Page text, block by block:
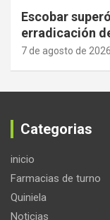
Escobar
erradicación
7 de agosto de 2026
Categorias
inicio
Farmacias de turno
Quiniela
Noticias